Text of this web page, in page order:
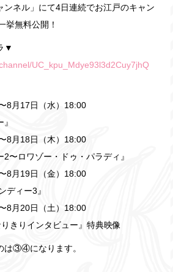
ンネル」にて4日連続でお江戸のキャン
挙無料公開！
▼
UC_kpu_Mdye93l3d2Cuy7jhQ
8月17日（水）18:00
8月18日（木）18:00
2〜ロワゾー・ドゥ・パラディ』
8月19日（金）18:00
ディー3』
8月20日（土）18:00
りきりインタビュー』特典映像
は③④になります。